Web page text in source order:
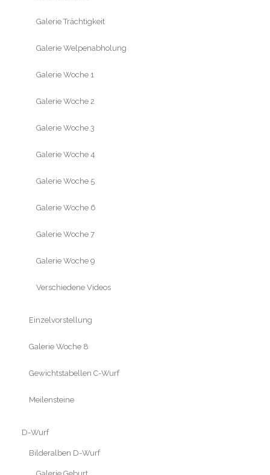
Galerie Trächtigkeit
Galerie Welpenabholung
Galerie Woche 1
Galerie Woche 2
Galerie Woche 3
Galerie Woche 4
Galerie Woche 5
Galerie Woche 6
Galerie Woche 7
Galerie Woche 9
Verschiedene Videos
Einzelvorstellung
Galerie Woche 8
Gewichtstabellen C-Wurf
Meilensteine
D-Wurf
Bilderalben D-Wurf